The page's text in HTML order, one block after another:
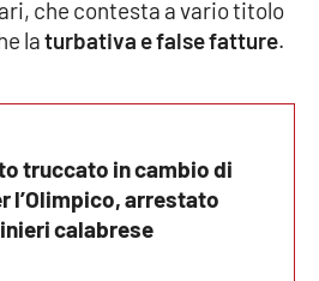
che contesta a vario titolo
laturbativa e false fatture.
truccato in cambio di
l’Olimpico, arrestato
calabrese